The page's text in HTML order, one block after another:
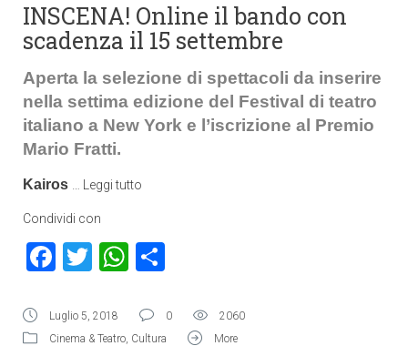
INSCENA! Online il bando con
scadenza il 15 settembre
Aperta la selezione di spettacoli da inserire
nella settima edizione del Festival di teatro
italiano a New York e l’iscrizione al Premio
Mario Fratti.
Kairos Leggi tutto
Condividi con
Facebook
TwitterWhatsApp
Luglio 5, 2018 0
2060
Cinema & Teatro, Cultura More